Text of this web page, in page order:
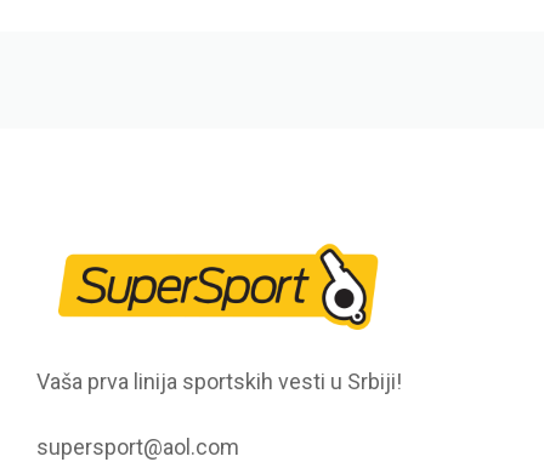
Vaša prva linija sportskih vesti u Srbiji!
supersport@aol.com